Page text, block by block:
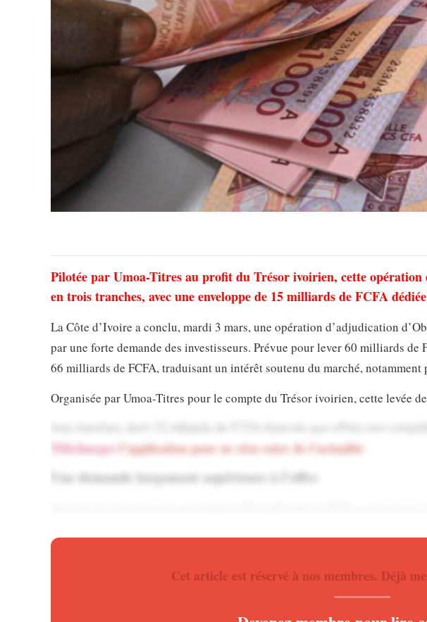
Pilotée par Umoa-Titres au profit du Trésor ivoirien, cette
en trois tranches, avec une enveloppe de 15 milliards de FCFA
La Côte d’Ivoire a conclu, mardi 3 mars, une opération d’adjudication
par une forte demande des investisseurs. Prévue pour lever 60 milliards
66 milliards de FCFA, traduisant un intérêt soutenu du marché,
Organisée par Umoa-Titres pour le compte du Trésor ivoirien, cette levée
Téléchargez l’application pour ne rien rater de l’actualité
Une demande largement supérieure à l’offre
un taux d’absorption de 67,14 %.
Ne manquez plus rien de l’actualité africaine en
Cet article est réservé à nos membres. Déjà